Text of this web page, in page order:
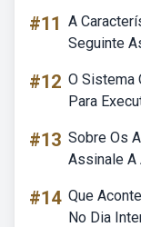
#11 A
Seguinte
#12 O Sistema
Para
#13 Sobre Os
Assinale A
#14 Que
No Dia